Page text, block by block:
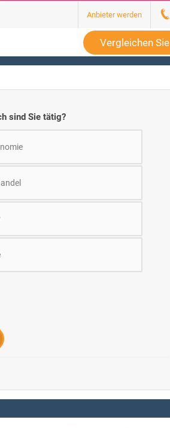
Anbieter werden
Vergleichen Sie
sind Sie tätig?